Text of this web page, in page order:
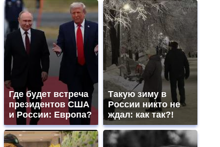
Где будет встреча
президентов США
и России: Европа?
Такую зиму в
России никто не
ждал: как так?!